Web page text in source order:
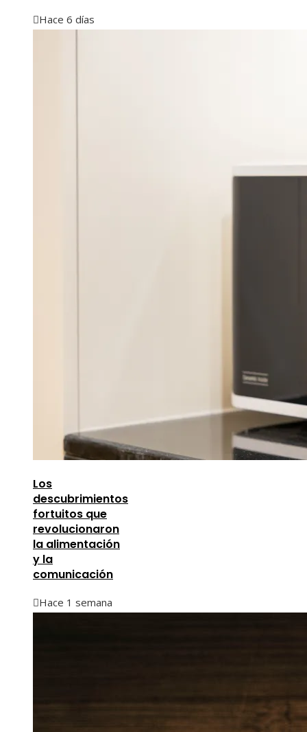
Hace 6 días
Los
descubrimientos
fortuitos que
revolucionaron
la alimentación
y la
comunicación
Hace 1 semana